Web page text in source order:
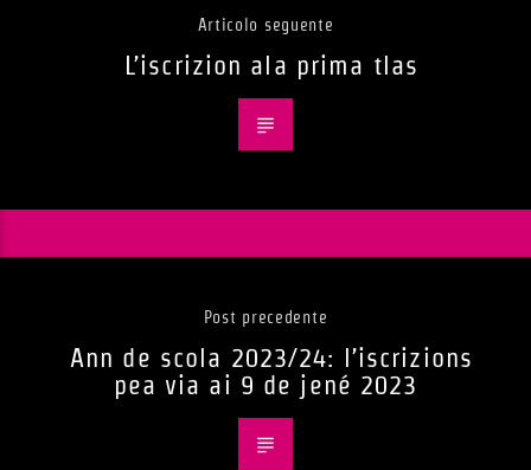
Articolo seguente
L’iscrizion ala prima tlas
Post precedente
Ann de scola 2023/24: l’iscrizions
pea via ai 9 de jené 2023